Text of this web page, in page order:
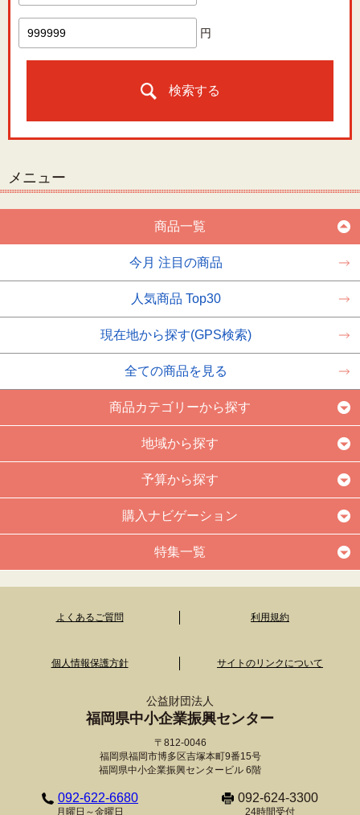
円
検索する
メニュー
商品一覧
今月 注目の商品
人気商品 Top30
現在地から探す(GPS検索)
全ての商品を見る
商品カテゴリーから探す
地域から探す
予算から探す
購入ナビゲーション
特集一覧
よくあるご質問 利用規約
個人情報保護方針 サイトのリンクについて
公益財団法人
福岡県中小企業振興センター
〒812-0046
福岡県福岡市博多区吉塚本町9番15号
福岡県中小企業振興センタービル 6階
092-622-6680
月曜日～金曜日
092-624-3300
24時間受付